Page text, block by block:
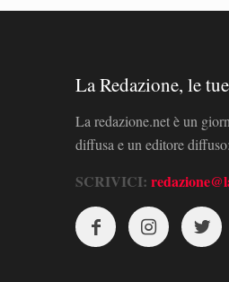
La Redazione, le
La redazione.net è un
diffusa e un editore
SCRIVICI: